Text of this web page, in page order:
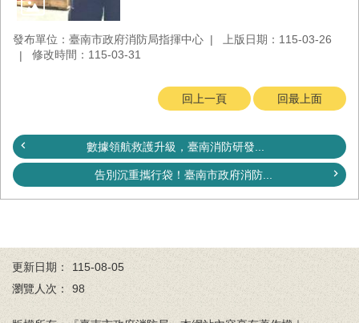
頁
臺
南
防
局
News
臉
關
發布單位：臺南市政府消防局指揮中心
上版日期：115-03-26
修改時間：115-03-31
回上一頁 回最上面
數據領航救護升級，臺南消防研發...
告別沉重攜行袋！臺南市政府消防...
更新日期：
115-08-05
瀏覽人次：
98